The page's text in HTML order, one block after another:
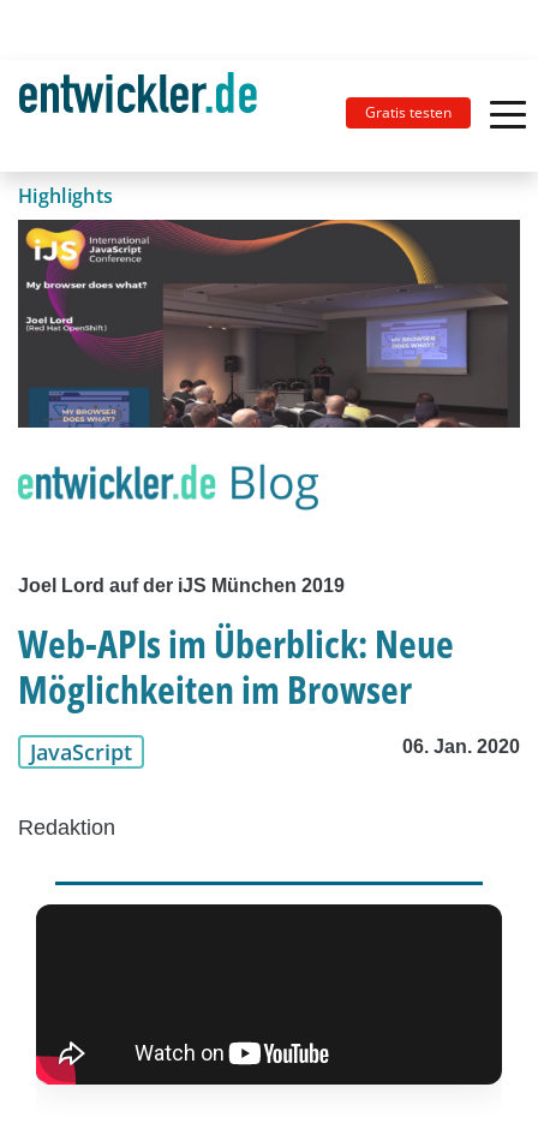
Gratis testen
Highlights
Joel Lord auf der iJS München 2019
Web-APIs im Überblick: Neue
Möglichkeiten im Browser
JavaScript 06. Jan. 2020
Redaktion